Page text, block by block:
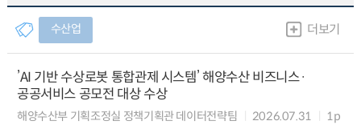
수산업 더보기
’AI 기반 수상로봇 통합관제 시스템’ 해양수산 비즈니스·
공공서비스 공모전 대상 수상
해양수산부 기획조정실 정책기획관 데이터전략팀 2026.07.31 1p